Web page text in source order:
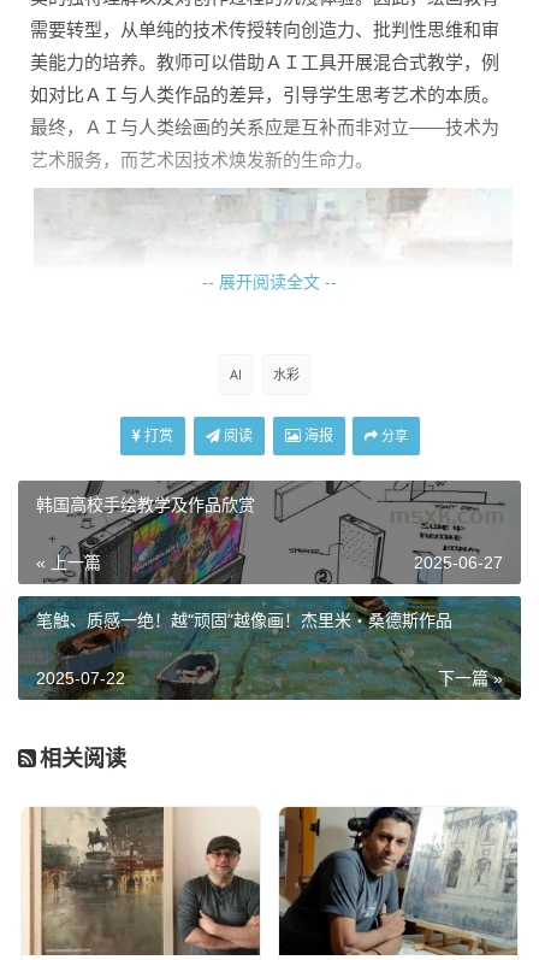
需要转型，从单纯的技术传授转向创造力、批判性思维和审
美能力的培养。教师可以借助ＡＩ工具开展混合式教学，例
如对比ＡＩ与人类作品的差异，引导学生思考艺术的本质。
最终，ＡＩ与人类绘画的关系应是互补而非对立——技术为
艺术服务，而艺术因技术焕发新的生命力。
-- 展开阅读全文 --
AI 水彩
打赏 阅读 海报 分享
韩国高校手绘教学及作品欣赏
« 上一篇 2025-06-27
笔触、质感一绝！越“顽固”越像画！杰里米・桑德斯作品
下一篇 »
2025-07-22
相关阅读